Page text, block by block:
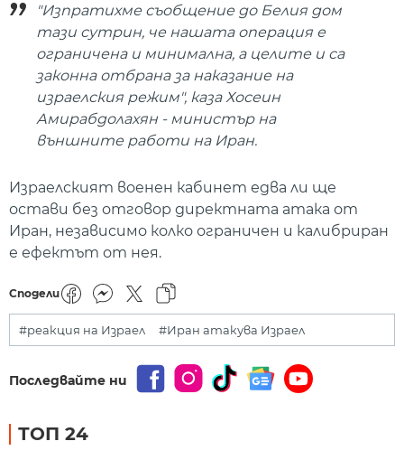
"Изпратихме съобщение до Белия дом
тази сутрин, че нашата операция е
ограничена и минимална, а целите и са
законна отбрана за наказание на
израелския режим", каза Хосеин
Амирабдолахян - министър на
външните работи на Иран.
Израелският военен кабинет едва ли ще
остави без отговор директната атака от
Иран, независимо колко ограничен и калибриран
е ефектът от нея.
Сподели
#реакция на Израел #Иран атакува Израел
Последвайте ни
ТОП 24